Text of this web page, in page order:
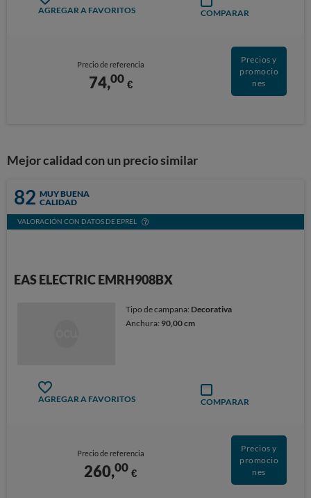
AGREGAR A FAVORITOS COMPARAR
Precio de referencia
74,00 €
Precios y
promocio
nes
Mejor calidad con un precio similar
82 MUY BUENA
CALIDAD
VALORACIÓN CON DATOS DE EPREL
EAS ELECTRIC EMRH908BX
Tipo de campana: Decorativa
Anchura: 90,00 cm
AGREGAR A FAVORITOS COMPARAR
Precio de referencia
260,00 €
Precios y
promocio
nes